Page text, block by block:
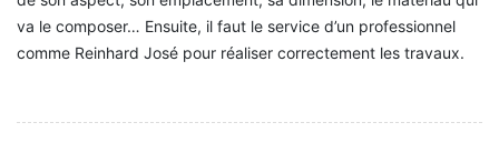
va le composer… Ensuite, il faut le service d’un professionnel
comme Reinhard José pour réaliser correctement les travaux.